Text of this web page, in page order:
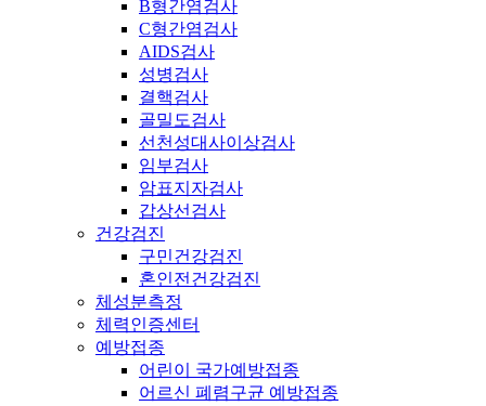
B형간염검사
C형간염검사
AIDS검사
성병검사
결핵검사
골밀도검사
선천성대사이상검사
임부검사
암표지자검사
갑상선검사
건강검진
구민건강검진
혼인전건강검진
체성분측정
체력인증센터
예방접종
어린이 국가예방접종
어르신 폐렴구균 예방접종